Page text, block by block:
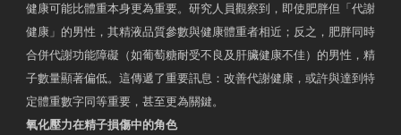
健康可能比體重本身更為重要。研究人員觀察到，即使肥胖但「代謝
健康」的男性，其精液品質參數與健康體重者相近；反之，肥胖同時
合併代謝功能障礙（如葡萄糖耐受不良及肝臟健康不佳）的男性，精
子數量顯著偏低。這傳遞了重要訊息：改善代謝健康，或許與達到特
定體重數字同等重要，甚至更為關鍵。
氧化壓力在精子損傷中的角色